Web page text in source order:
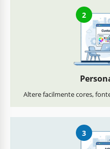
2
Altere facilmente cores,
3